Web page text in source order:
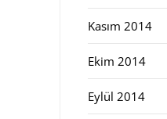
Kasım 2014
Ekim 2014
Eylül 2014